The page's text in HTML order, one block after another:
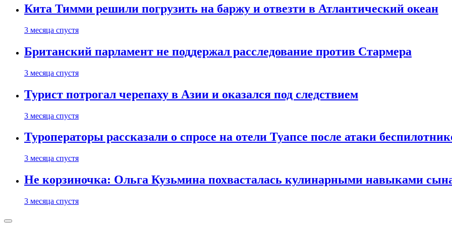
Кита Тимми решили погрузить на баржу и отвезти в Атлантический океан
3 месяца спустя
Британский парламент не поддержал расследование против Стармера
3 месяца спустя
Турист потрогал черепаху в Азии и оказался под следствием
3 месяца спустя
Туроператоры рассказали о спросе на отели Туапсе после атаки
3 месяца спустя
Не корзиночка: Ольга Кузьмина похвасталась кулинарными навыками
3 месяца спустя